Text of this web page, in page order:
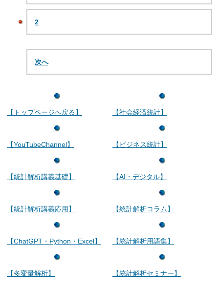
2
次へ
【トップページへ戻る】
【YouTubeChannel】
【統計解析講義基礎】
【統計解析講義応用】
【ChatGPT・Python・Excel】
【多変量解析】
【社会経済統計】
【ビジネス統計】
【AI・デジタル】
【統計解析コラム】
【統計解析用語集】
【統計解析セミナー】